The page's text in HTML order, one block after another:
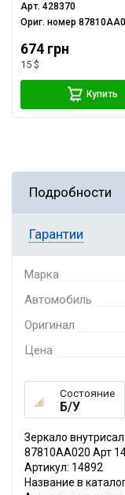
Арт.428370
Ориг. номер
674 грн
15 $
Купить
Подробности
Гарантии
Марка
Автомобиль
Оригинал
Цена
Состояние
Б/У
Зеркало
87810AA020 Арт
Артикул: 14892
Название в